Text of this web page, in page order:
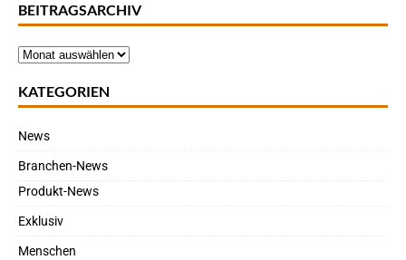
BEITRAGSARCHIV
KATEGORIEN
News
Branchen-News
Produkt-News
Exklusiv
Menschen